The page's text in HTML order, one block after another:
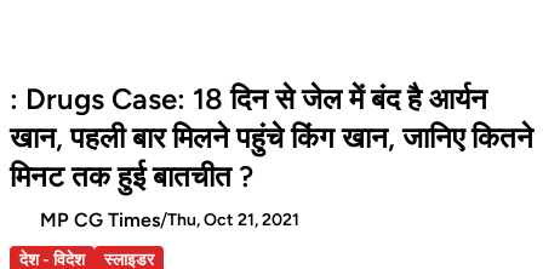
: Drugs Case: 18 दिन से जेल में बंद है आर्यन
खान, पहली बार मिलने पहुंचे किंग खान, जानिए कितने
मिनट तक हुई बातचीत ?
MP CG Times/Thu, Oct 21, 2021
देश - विदेश
स्लाइडर